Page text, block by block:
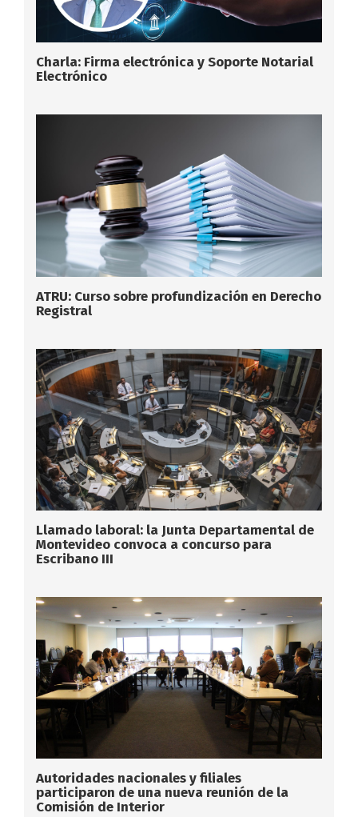
Charla: Firma electrónica y Soporte Notarial
Electrónico
ATRU: Curso sobre profundización en Derecho
Registral
Llamado laboral: la Junta Departamental de
Montevideo convoca a concurso para
Escribano III
Autoridades nacionales y filiales
participaron de una nueva reunión de la
Comisión de Interior